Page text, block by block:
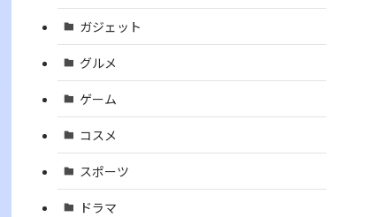
ガジェット
グルメ
ゲーム
コスメ
スポーツ
ドラマ